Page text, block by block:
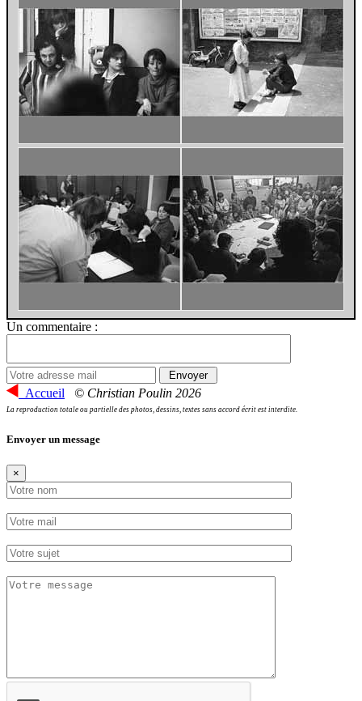
Un commentaire :
Accueil © Christian Poulin 2026
La reproduction totale ou partielle des photos, dessins, textes sans accord écrit est interdite.
Envoyer un message
×